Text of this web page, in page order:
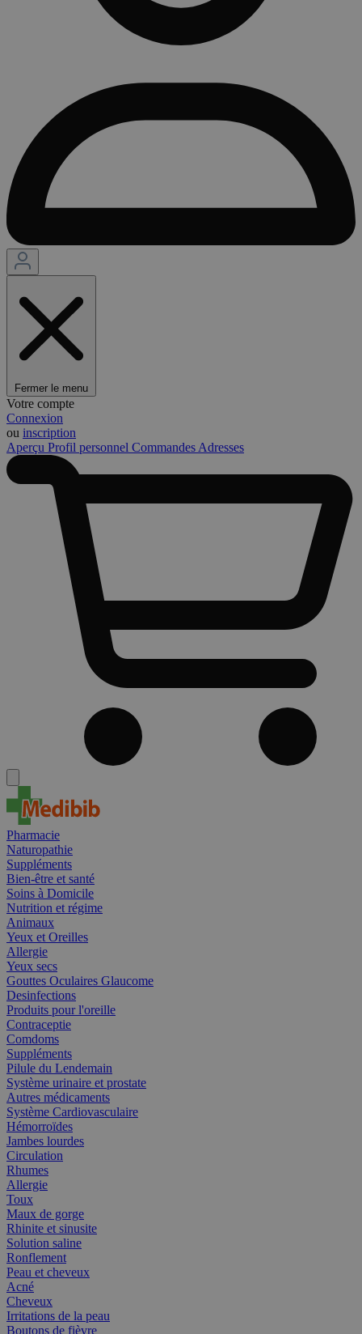
Fermer le menu
Votre compte
Connexion
ou inscription
Aperçu Profil personnel Commandes Adresses
Pharmacie
Naturopathie
Suppléments
Bien-être et santé
Soins à Domicile
Nutrition et régime
Animaux
Yeux et Oreilles
Allergie
Yeux secs
Gouttes Oculaires Glaucome
Desinfections
Produits pour l'oreille
Contraceptie
Comdoms
Suppléments
Pilule du Lendemain
Système urinaire et prostate
Autres médicaments
Système Cardiovasculaire
Hémorroïdes
Jambes lourdes
Circulation
Rhumes
Allergie
Toux
Maux de gorge
Rhinite et sinusite
Solution saline
Ronflement
Peau et cheveux
Acné
Cheveux
Irritations de la peau
Boutons de fièvre